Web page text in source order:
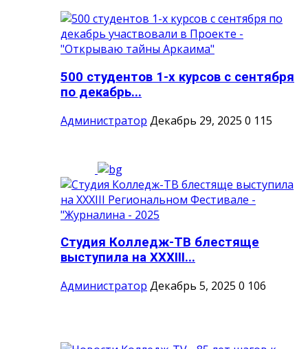
500 студентов 1-х курсов с сентября
по декабрь...
Администратор Декабрь 29, 2025 0 115
Студия Колледж-ТВ блестяще
выступила на XXXIII...
Администратор Декабрь 5, 2025 0 106